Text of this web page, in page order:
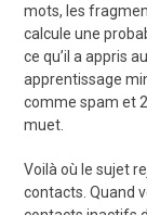
mots, les
calcule une
ce qu’il a appris
apprentissage
comme spam et
muet.
Voilà où le sujet
contacts. Quand